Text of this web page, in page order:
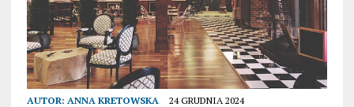
AUTOR: ANNA KRETOWSKA 24 GRUDNIA 2024